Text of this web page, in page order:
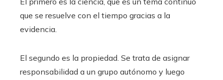
que se resuelve con el tiempo gracias a la
evidencia.
El segundo es la propiedad. Se trata de asignar
responsabilidad a un grupo autónomo y luego